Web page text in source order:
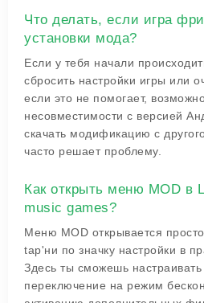
Что делать, если игра
установки мода?
Если у тебя начали
сбросить настройки игры или
если это не помогает,
несовместимости с версией
скачать модификацию с
часто решает проблему.
Как открыть меню MOD в
music games?
Меню MOD открывается
tap'ни по значку настройки в
Здесь ты сможешь
переключение на режим